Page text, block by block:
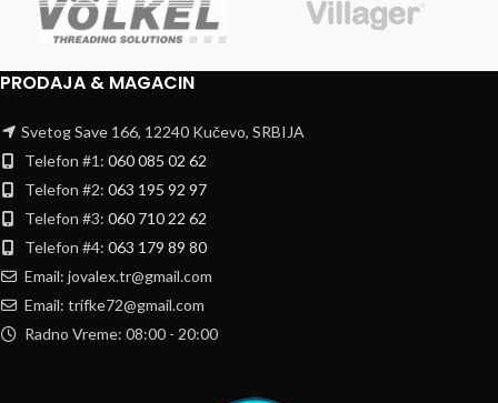
PRODAJA & MAGACIN
Svetog Save 166, 12240 Kučevo, SRBIJA
Telefon #1: 060 085 02 62
Telefon #2: 063 195 92 97
Telefon #3: 060 710 22 62
Telefon #4: 063 179 89 80
Email: jovalex.tr@gmail.com
Email: trifke72@gmail.com
Radno Vreme: 08:00 - 20:00